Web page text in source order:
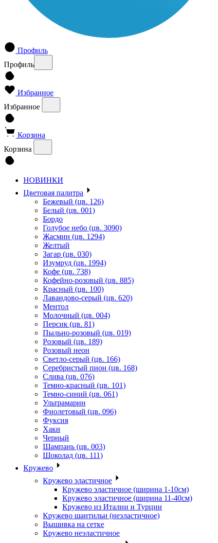
Профиль
Профиль
Избранное
Избранное
Корзина
Корзина
НОВИНКИ
Цветовая палитра
Бежевый (цв. 126)
Белый (цв. 001)
Бордо
Голубое небо (цв. 3090)
Жасмин (цв. 1294)
Желтый
Загар (цв. 030)
Изумруд (цв. 1994)
Кофе (цв. 738)
Кофейно-розовый (цв. 885)
Красный (цв. 100)
Лавандово-серый (цв. 620)
Ментол
Молочный (цв. 004)
Персик (цв. 81)
Пыльно-розовый (цв. 019)
Розовый (цв. 189)
Розовый неон
Светло-серый (цв. 166)
Серебристый пион (цв. 168)
Слива (цв. 076)
Темно-красный (цв. 101)
Темно-синий (цв. 061)
Ультрамарин
Фиолетовый (цв. 096)
Фуксия
Хаки
Черный
Шампань (цв. 003)
Шоколад (цв. 111)
Кружево
Кружево эластичное
Кружево эластичное (ширина 1-10см)
Кружево эластичное (ширина 11-40см)
Кружево из Италии и Турции
Кружево шантильи (неэластичное)
Вышивка на сетке
Кружево неэластичное